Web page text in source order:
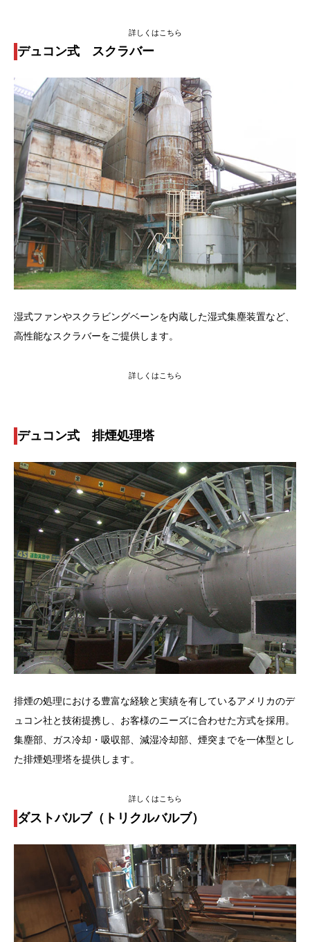
詳しくはこちら
デュコン式 スクラバー
湿式ファンやスクラビングベーンを内蔵した湿式集塵装置など、
高性能なスクラバーをご提供します。
詳しくはこちら
デュコン式 排煙処理塔
排煙の処理における豊富な経験と実績を有しているアメリカのデ
ュコン社と技術提携し、お客様のニーズに合わせた方式を採用。
集塵部、ガス冷却・吸収部、減湿冷却部、煙突までを一体型とし
た排煙処理塔を提供します。
詳しくはこちら
ダストバルブ（トリクルバルブ）